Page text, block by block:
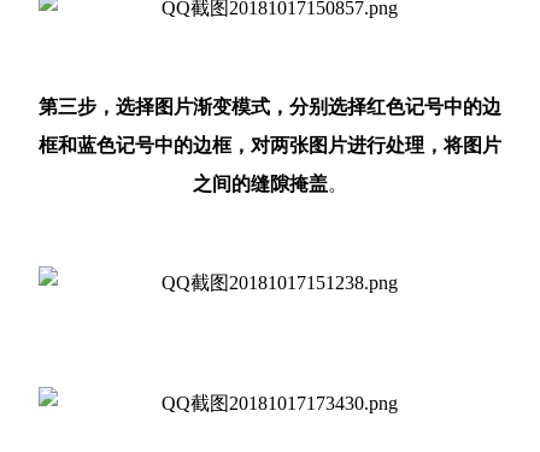
第三步，选择图片渐变模式，分别选择红色记号中的边
框和蓝色记号中的边框，对两张图片进行处理，将图片
之间的缝隙掩盖。